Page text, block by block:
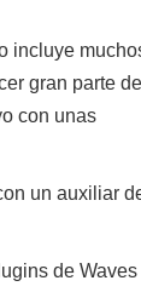
incluye
gran parte del
con unas
un auxiliar
de Waves